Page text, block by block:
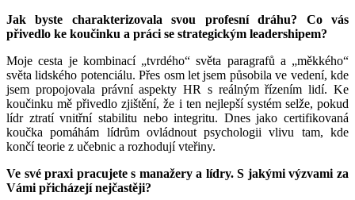
Jak byste charakterizovala svou profesní dráhu? Co vás
přivedlo ke koučinku a práci se strategickým leadershipem?
Moje cesta je kombinací „tvrdého“ světa paragrafů a „měkkého“
světa lidského potenciálu. Přes osm let jsem působila ve vedení, kde
jsem propojovala právní aspekty HR s reálným řízením lidí. Ke
koučinku mě přivedlo zjištění, že i ten nejlepší systém selže, pokud
lídr ztratí vnitřní stabilitu nebo integritu. Dnes jako certifikovaná
koučka pomáhám lídrům ovládnout psychologii vlivu tam, kde
končí teorie z učebnic a rozhodují vteřiny.
Ve své praxi pracujete s manažery a lídry. S jakými výzvami za
Vámi přicházejí nejčastěji?